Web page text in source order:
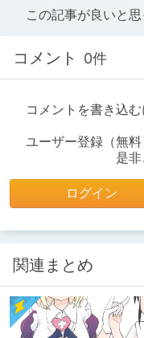
この記事が良いと
コメント 0件
コメントを書き込
ユーザー登録（無
是非
ログイン
関連まとめ